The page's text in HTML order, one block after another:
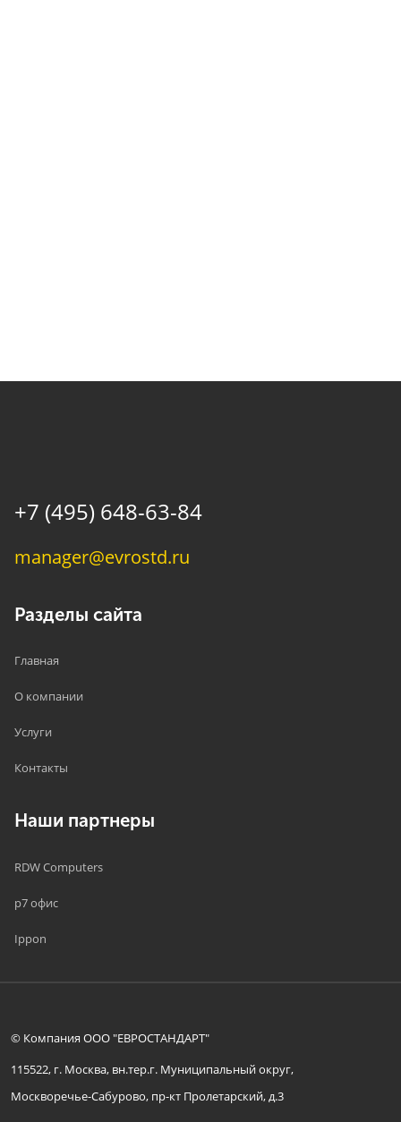
+7 (495) 648-63-84
manager@evrostd.ru
Разделы сайта
Главная
О компании
Услуги
Контакты
Наши партнеры
RDW Computers
р7 офис
Ippon
© Компания ООО "ЕВРОСТАНДАРТ"
115522, г. Москва, вн.тер.г. Муниципальный округ,
Москворечье-Сабурово, пр-кт Пролетарский, д.3